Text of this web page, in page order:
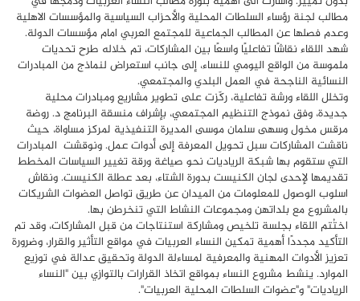
مطالب لجنة رؤساء السلطات المحلية والأحزاب السياسية والمؤسسات الاهلية
وعدم فصلها عن المطالب الجماعية للمجتمع العربي امام مؤسسات الدولة.
شهد اللقاء نقاشًا تفاعليًا واسعًا بين المشاركات، تم خلاله طرح تحديات
ملموسة من الواقع اليومي للنساء، إلى جانب استعراض لنماذج من المبادرات
النسائية الناجحة في العمل البلدي والمجتمعي.
وتخلل اللقاء ورشة تفاعلية، ركّزت على تطوير مشاريع ومبادرات محلية
جديدة، وفق نموذج التنظيم المجتمعي، بإشراف منسقة البرنامج د. روضة
مرقس مخول وسهى سلمان موسى المديرة التنفيذية لمركز مساواة، حيث
ناقشت المشاركات سبل تحويل المعرفة إلى أدوات عمل. ونوقشت المبادرات
التي ستقوم بها شبكة الرياديات نحو صياغة ورقة تغيير السياسات المخطط
تقديمها لإحدى لجان الكنيست بدورة الشتاء، بعد عطلة الكنيست. ونقاش
اسلوب الوصول للمعلومات من الميدان عن طريق تواصل العضوات الشريكات
بالمشروع مع بلداتهن ومجموعات النشاط التي تنخرطن بها.
اختُتم اللقاء بجلسة تلخيص ومشاركة استنتاجات من قبل المشاركات، وقد تم
التأكيد مجددًا أهمية تمكين النساء العربيات في مواقع التأثير والقرار، وضرورة
تعزيز الأدوات المهنية والمعرفية لمساءلة الدولة وتحقيق عدالة في توزيع
الموارد. ينشط مشروع النساء بمواقع اتخاذ القرارات بالتوازي بين "النساء
الرياديات" و"عضوات السلطات المحلية العربيات".